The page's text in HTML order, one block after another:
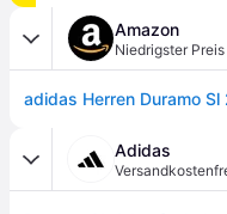
Amazon
Niedrigster Preis
Adidas